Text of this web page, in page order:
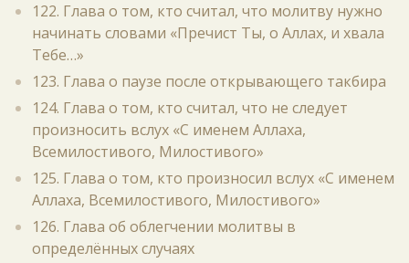
122. Глава о том, кто считал, что молитву нужно
начинать словами «Пречист Ты, о Аллах, и хвала
Тебе…»
123. Глава о паузе после открывающего такбира
124. Глава о том, кто считал, что не следует
произносить вслух «С именем Аллаха,
Всемилостивого, Милостивого»
125. Глава о том, кто произносил вслух «С именем
Аллаха, Всемилостивого, Милостивого»
126. Глава об облегчении молитвы в
определённых случаях